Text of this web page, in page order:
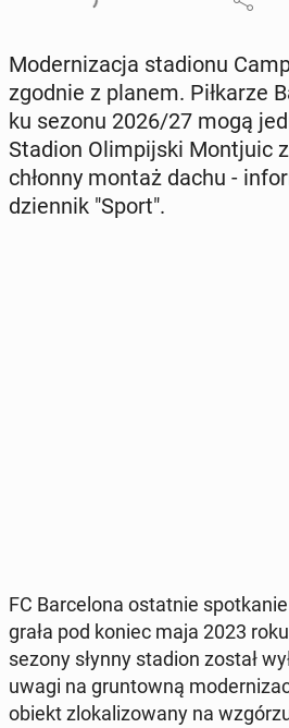
Mo­der­ni­za­cja sta­dio­nu
zgodnie z planem. Pił­ka­rze
ku sezonu 2026/27 mogą
Stadion Olim­pij­ski Mon­tju­ic
chłon­ny montaż dachu -
dzien­nik "Sport".
FC Bar­ce­lo­na ostat­nie
gra­ła pod koniec maja 2023
sezony słynny stadion został
uwagi na grun­tow­ną
obiekt zlo­ka­li­zo­wa­ny na